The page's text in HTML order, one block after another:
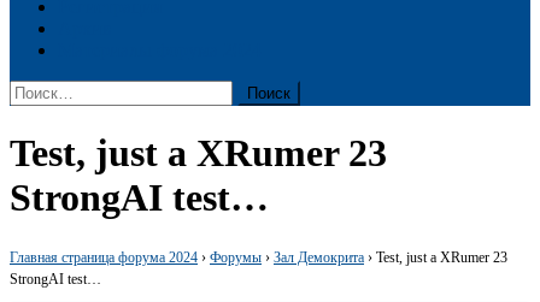
Найти:
Test, just a XRumer 23
StrongAI test…
Главная страница форума 2024 › Форумы › Зал Демокрита › Test, just a XRumer 23
StrongAI test…